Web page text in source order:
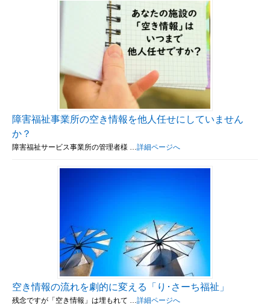
障害福祉事業所の空き情報を他人任せにしていません
か？
障害福祉サービス事業所の管理者様 …詳細ページへ
空き情報の流れを劇的に変える「り･さーち福祉」
残念ですが「空き情報」は埋もれて …詳細ページへ